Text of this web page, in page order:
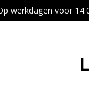
werkdagen voor